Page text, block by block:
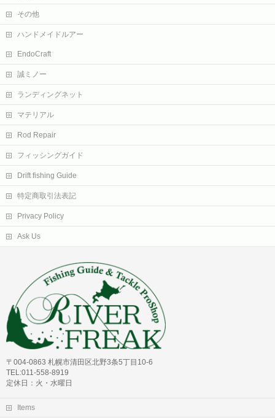
その他
ハンドメイドルアー
EndoCraft
誠ミノー
ランディングネット
マテリアル
Rod Repair
フィッシングガイド
Drift fishing Guide
特定商取引法表記
Privacy Policy
Ask Us
〒004-0863 札幌市清田区北野3条5丁目10-6
TEL:011-558-8919
定休日：火・水曜日
Items